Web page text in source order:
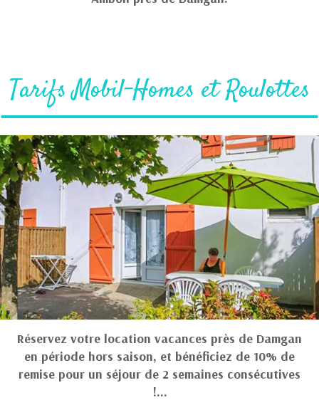
Tarifs Mobil-Homes et Roulottes
Réservez votre location vacances près de Damgan
en période hors saison, et bénéficiez de 10% de
remise pour un séjour de 2 semaines consécutives
!…